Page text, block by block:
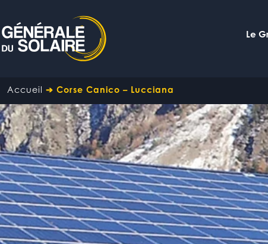
Le
Accueil ➔ Corse Canico – Lucciana